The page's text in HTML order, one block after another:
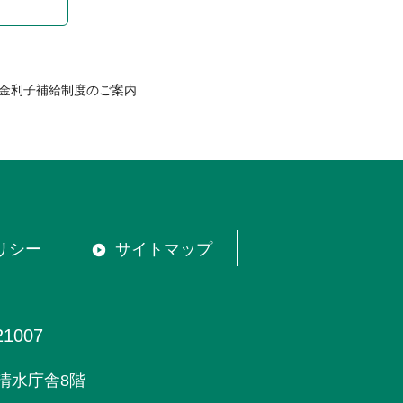
利子補給制度のご案内
シー サイトマップ
水庁舎8階